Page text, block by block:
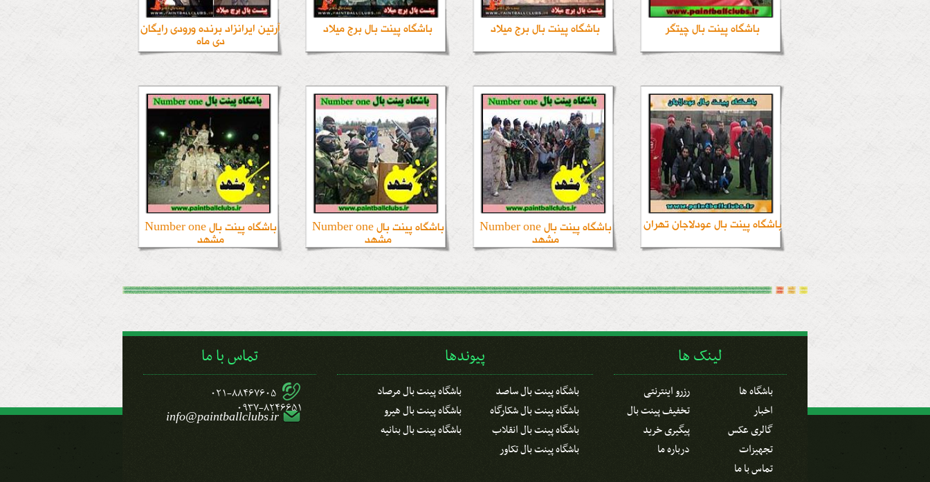
باشگاه پینت بال چیتگر باشگاه پینت بال برج میلاد باشگاه پینت بال برج میلاد
آرتین ایرانزاد برنده ورودی رایگان
دی ماه
باشگاه پینت بال عودلاجان تهران
باشگاه پینت بال Number one
مشهد
باشگاه پینت بال Number one
مشهد
باشگاه پینت بال Number one
مشهد
لینک ها
باشگاه ها
رزرو اینترنتی
اخبار
تخفیف پینت بال
گالری عکس
پیگیری خرید
تجهیزات
درباره ما
تماس با ما
پیوندها
باشگاه پینت بال ساصد
باشگاه پینت بال مرصاد
باشگاه پینت بال شکارگاه
باشگاه پینت بال هیرو
باشگاه پینت بال انقلاب
باشگاه پینت بال بنانیه
باشگاه پینت بال تکاور
تماس با ما
021-88467605
0937-8246651
info@paintballclubs.ir